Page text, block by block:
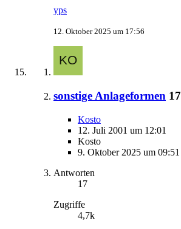
yps
12. Oktober 2025 um 17:56
sonstige Anlageformen 17
Kosto
12. Juli 2001 um 12:01
Kosto
9. Oktober 2025 um 09:51
Antworten
17
Zugriffe
4,7k